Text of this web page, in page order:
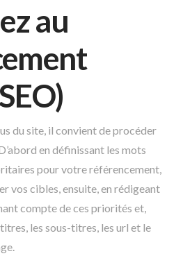
au
du site, il convient de procéder
en définissant les mots
pour votre référencement,
vos cibles, ensuite, en rédigeant
compte de ces priorités et,
les sous-titres, les url et le